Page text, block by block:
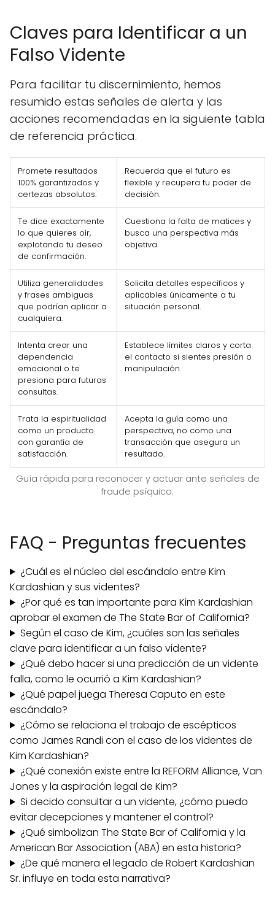
Claves para Identificar a un
Falso Vidente
Para facilitar tu discernimiento, hemos
resumido estas señales de alerta y las
acciones recomendadas en la siguiente tabla
de referencia práctica.
Guía rápida para reconocer y actuar ante señales de
fraude psíquico.
Promete resultados
100% garantizados y
certezas absolutas.
Recuerda que el futuro es
flexible y recupera tu poder de
decisión.
Te dice exactamente
lo que quieres oír,
explotando tu deseo
de confirmación.
Cuestiona la falta de matices y
busca una perspectiva más
objetiva.
Utiliza generalidades
y frases ambiguas
que podrían aplicar a
cualquiera.
Solicita detalles específicos y
aplicables únicamente a tu
situación personal.
Intenta crear una
dependencia
emocional o te
presiona para futuras
consultas.
Establece límites claros y corta
el contacto si sientes presión o
manipulación.
Trata la espiritualidad
como un producto
con garantía de
satisfacción.
Acepta la guía como una
perspectiva, no como una
transacción que asegura un
resultado.
FAQ - Preguntas frecuentes
¿Cuál es el núcleo del escándalo entre Kim
Kardashian y sus videntes?
¿Por qué es tan importante para Kim Kardashian
aprobar el examen de The State Bar of California?
Según el caso de Kim, ¿cuáles son las señales
clave para identificar a un falso vidente?
¿Qué debo hacer si una predicción de un vidente
falla, como le ocurrió a Kim Kardashian?
¿Qué papel juega Theresa Caputo en este
escándalo?
¿Cómo se relaciona el trabajo de escépticos
como James Randi con el caso de los videntes de
Kim Kardashian?
¿Qué conexión existe entre la REFORM Alliance, Van
Jones y la aspiración legal de Kim?
Si decido consultar a un vidente, ¿cómo puedo
evitar decepciones y mantener el control?
¿Qué simbolizan The State Bar of California y la
American Bar Association (ABA) en esta historia?
¿De qué manera el legado de Robert Kardashian
Sr. influye en toda esta narrativa?